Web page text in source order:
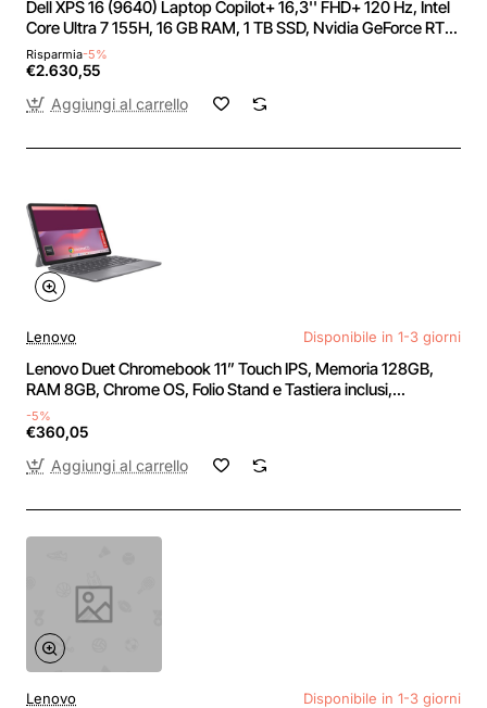
Dell XPS 16 (9640) Laptop Copilot+ 16,3'' FHD+ 120 Hz, Intel
Core Ultra 7 155H, 16 GB RAM, 1 TB SSD, Nvidia GeForce RTX
4050, Windows 11 Pro, Tastiera retroilluminata QWERTY -
Platino
Risparmia-5%
€2.630,55
Aggiungi al carrello
Lenovo Disponibile in 1-3 giorni
Lenovo Duet Chromebook 11” Touch IPS, Memoria 128GB,
RAM 8GB, Chrome OS, Folio Stand e Tastiera inclusi,
Notebook e Tablet Convertibile per Studio e Lavoro,
MediaTek Kompanio 838
-5%
€360,05
Aggiungi al carrello
Lenovo Disponibile in 1-3 giorni